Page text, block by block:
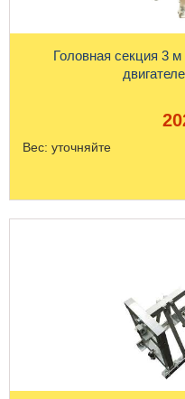
Головная секция 3
Вес: уточняйте